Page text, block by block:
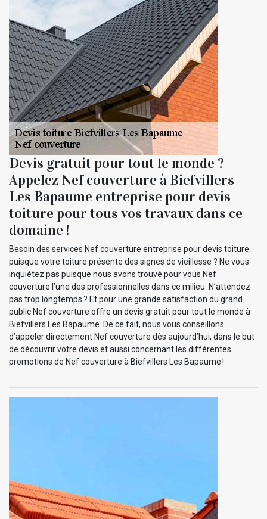
Devis gratuit pour tout le monde ?
Appelez Nef couverture à Biefvillers
Les Bapaume entreprise pour devis
toiture pour tous vos travaux dans ce
domaine !
Besoin des services Nef couverture entreprise pour devis toiture
puisque votre toiture présente des signes de vieillesse ? Ne vous
inquiétez pas puisque nous avons trouvé pour vous Nef
couverture l’une des professionnelles dans ce milieu. N’attendez
pas trop longtemps ? Et pour une grande satisfaction du grand
public Nef couverture offre un devis gratuit pour tout le monde à
Biefvillers Les Bapaume. De ce fait, nous vous conseillons
d’appeler directement Nef couverture dès aujourd’hui, dans le but
de découvrir votre devis et aussi concernant les différentes
promotions de Nef couverture à Biefvillers Les Bapaume !